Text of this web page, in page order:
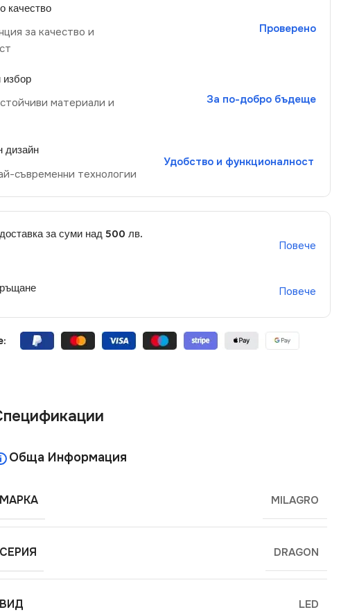
качество
за качество и
Проверено
избор
материали и
За по-добро бъдеще
дизайн
съвременни технологии
Удобство и функционалност
за суми над 500 лв.
Повече
Повече
Обща Информация
МАРКА MILAGRO
СЕРИЯ DRAGON
ВИД LED